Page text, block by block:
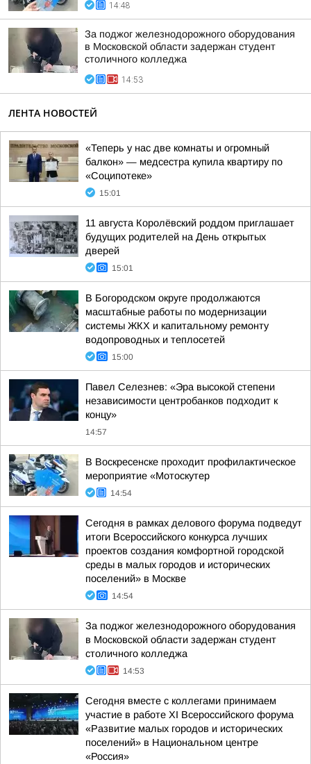
14:48
За поджог железнодорожного оборудования
в Московской области задержан студент
столичного колледжа
14:53
ЛЕНТА НОВОСТЕЙ
«Теперь у нас две комнаты и огромный
балкон» — медсестра купила квартиру по
«Соципотеке»
15:01
11 августа Королёвский роддом приглашает
будущих родителей на День открытых
дверей
15:01
В Богородском округе продолжаются
масштабные работы по модернизации
системы ЖКХ и капитальному ремонту
водопроводных и теплосетей
15:00
Павел Селезнев: «Эра высокой степени
независимости центробанков подходит к
концу»
14:57
В Воскресенске проходит профилактическое
мероприятие «Мотоскутер
14:54
Сегодня в рамках делового форума подведут
итоги Всероссийского конкурса лучших
проектов создания комфортной городской
среды в малых городов и исторических
поселений» в Москве
14:54
За поджог железнодорожного оборудования
в Московской области задержан студент
столичного колледжа
14:53
Сегодня вместе с коллегами принимаем
участие в работе XI Всероссийского форума
«Развитие малых городов и исторических
поселений» в Национальном центре
«Россия»